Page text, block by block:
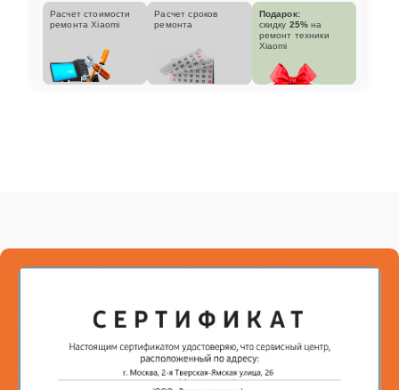
Расчет стоимости
ремонта Xiaomi
Расчет сроков
ремонта
Подарок:
скидку 25% на
ремонт техники
Xiaomi